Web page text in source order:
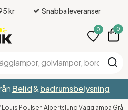
kr Snabba leveranser
0 0
Belid& badrumsbelysning
Louis Poulsen Albertslund Vägglampa Grå